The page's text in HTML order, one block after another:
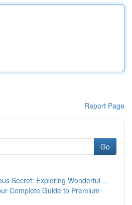
Report Page
Go
Secret: Exploring Wonderful ...
Complete Guide to Premium